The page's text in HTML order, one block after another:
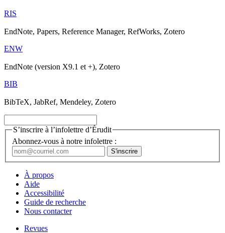
RIS
EndNote, Papers, Reference Manager, RefWorks, Zotero
ENW
EndNote (version X9.1 et +), Zotero
BIB
BibTeX, JabRef, Mendeley, Zotero
S’inscrire à l’infolettre d’Érudit
Abonnez-vous à notre infolettre :
À propos
Aide
Accessibilité
Guide de recherche
Nous contacter
Revues